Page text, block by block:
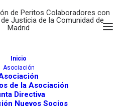
Inicio
Asociación
de la Asociación
Directiva
Nuevos Socios